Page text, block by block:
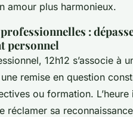
amour plus harmonieux.
:
personnel
12h12 s’associe à
remise en question
ou formation.
réclamer sa